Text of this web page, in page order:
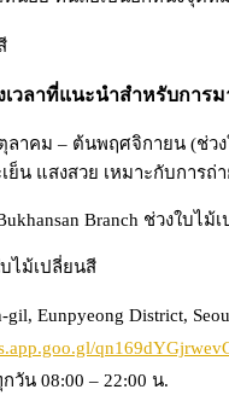
เวลาที่แนะนำสำหรับการม
ลาคม – ต้นพฤศจิกายน (ช่ว
ย็น แสงสวย เหมาะกับการถ่า
gil, Eunpyeong District,
วัน 08:00 – 22:00 น.